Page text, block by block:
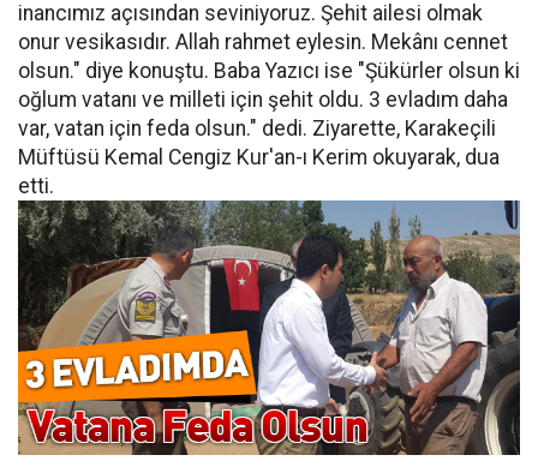
inancımız açısından seviniyoruz. Şehit ailesi olmak
onur vesikasıdır. Allah rahmet eylesin. Mekânı cennet
olsun." diye konuştu. Baba Yazıcı ise "Şükürler olsun ki
oğlum vatanı ve milleti için şehit oldu. 3 evladım daha
var, vatan için feda olsun." dedi. Ziyarette, Karakeçili
Müftüsü Kemal Cengiz Kur'an-ı Kerim okuyarak, dua
etti.